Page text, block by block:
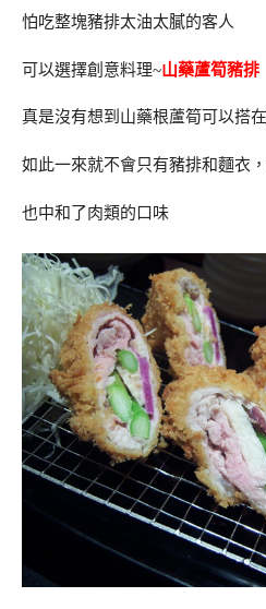
怕吃整塊豬排太油太膩的客人
可以選擇創意料理~山藥蘆筍豬排
真是沒有想到山藥根蘆筍可以搭
如此一來就不會只有豬排和麵衣
也中和了肉類的口味